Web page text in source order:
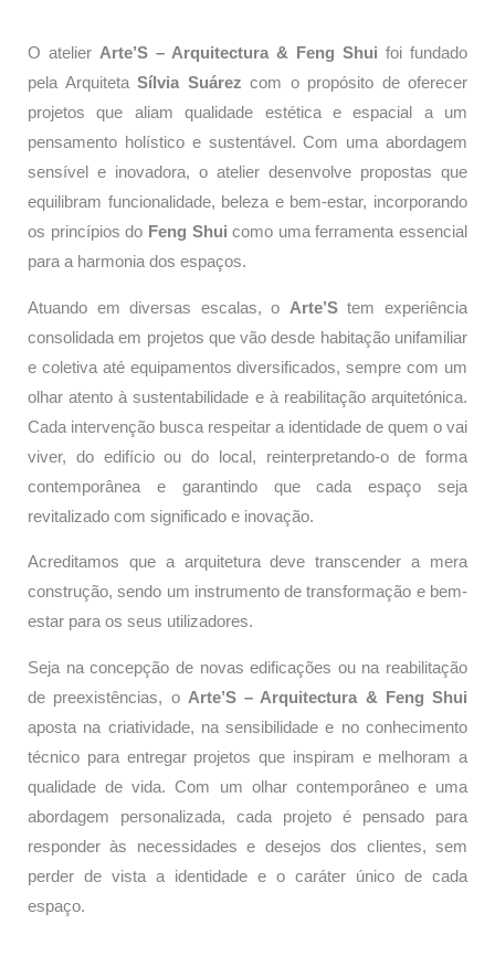
O atelier Arte’S – Arquitectura & Feng Shui foi fundado
pela Arquiteta Sílvia Suárez com o propósito de oferecer
projetos que aliam qualidade estética e espacial a um
pensamento holístico e sustentável. Com uma abordagem
sensível e inovadora, o atelier desenvolve propostas que
equilibram funcionalidade, beleza e bem-estar, incorporando
os princípios do Feng Shui como uma ferramenta essencial
para a harmonia dos espaços.
Atuando em diversas escalas, o Arte’Stem experiência
consolidada em projetos que vão desde habitação unifamiliar
e coletiva até equipamentos diversificados, sempre com um
olhar atento à sustentabilidade e à reabilitação arquitetónica.
Cada intervenção busca respeitar a identidade de quem o vai
viver, do edifício ou do local, reinterpretando-o de forma
contemporânea e garantindo que cada espaço seja
revitalizado com significado e inovação.
Acreditamos que a arquitetura deve transcender a mera
construção, sendo um instrumento de transformação e bem-
estar para os seus utilizadores.
Seja na concepção de novas edificações ou na reabilitação
de preexistências, o Arte’S – Arquitectura & Feng Shui
aposta na criatividade, na sensibilidade e no conhecimento
técnico para entregar projetos que inspiram e melhoram a
qualidade de vida. Com um olhar contemporâneo e uma
abordagem personalizada, cada projeto é pensado para
responder às necessidades e desejos dos clientes, sem
perder de vista a identidade e o caráter único de cada
espaço.